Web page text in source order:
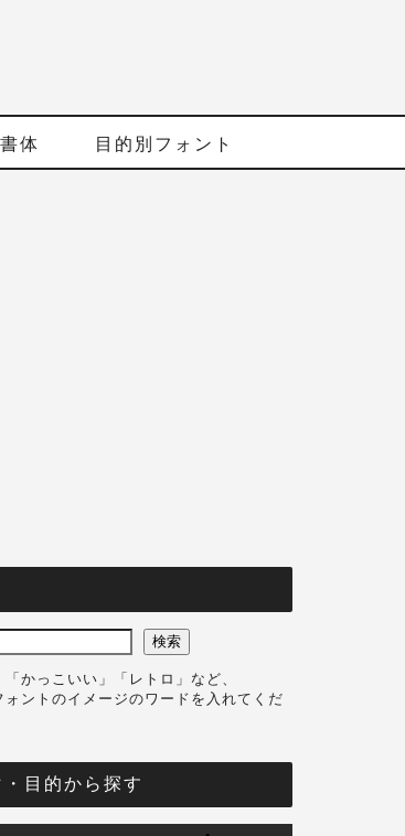
体 目的別フォント
検索
「かっこいい」「レトロ」など、
ォントのイメージのワードを入れてくだ
・目的から探す